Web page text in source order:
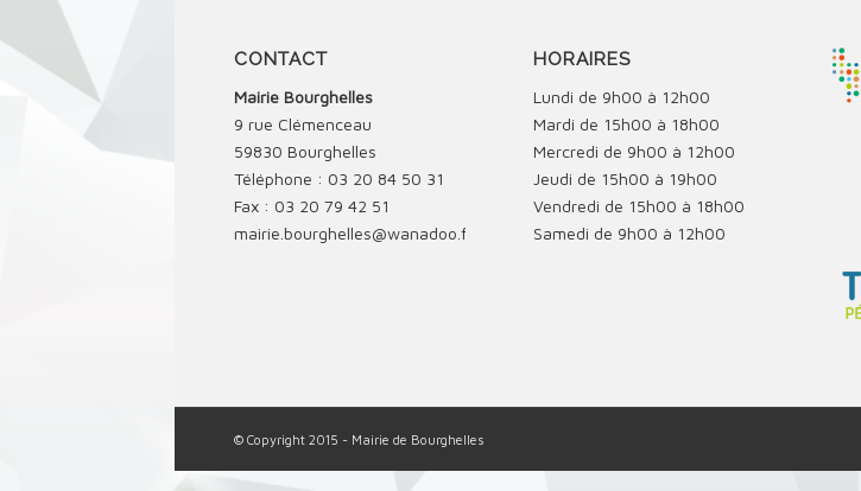
CONTACT
Mairie Bourghelles
9 rue Clémenceau
59830 Bourghelles
Téléphone : 03 20 84 50 31
Fax : 03 20 79 42 51
mairie.bourghelles@wanadoo.fr
HORAIRES
Lundi de 9h00 à 12h00
Mardi de 15h00 à 18h00
Mercredi de 9h00 à 12h00
Jeudi de 15h00 à 19h00
Vendredi de 15h00 à 18h00
Samedi de 9h00 à 12h00
© Copyright 2015 - Mairie de Bourghelles